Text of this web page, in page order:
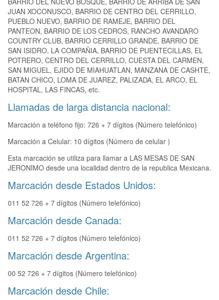
JUAN XOCONUSCO, BARRIO DE CENTRO DEL CERRILLO,
PUEBLO NUEVO, BARRIO DE RAMEJE, BARRIO DEL
PANTEON, BARRIO DE LOS CEDROS, RANCHO AVANDARO
COUNTRY CLUB, BARRIO CERRILLO GRANDE, BARRIO DE
SAN ISIDRO, LA COMPAÑIA, BARRIO DE PUENTECILLAS, EL
POTRERO, CENTRO DEL CERRILLO, CUESTA DEL CARMEN,
SAN MIGUEL, EJIDO DE MIAHUATLAN, MANZANA DE CASHTE,
BATAN CHICO, LOMA DE JUAREZ, PALIZADA, EL ARCO, EL
HOSPITAL, LAS FINCAS, etc.
Llamadas de larga distancia nacional:
Marcación a teléfono fijo: 726 + 7 dígitos (Número telefónico)
Marcación a Celular: 10 dígitos (Número de celular )
Esta marcación se utiliza para llamar a LAS MESAS DE SAN
JERONIMO desde una localidad dentro de la republica Mexicana.
Marcación desde Estados Unidos:
011 52 726 + 7 dígitos (Número telefónico)
Marcación desde Canada:
011 52 726 + 7 dígitos (Número telefónico)
Marcación desde Argentina:
00 52 726 + 7 dígitos (Número telefónico)
Marcación desde Chile: